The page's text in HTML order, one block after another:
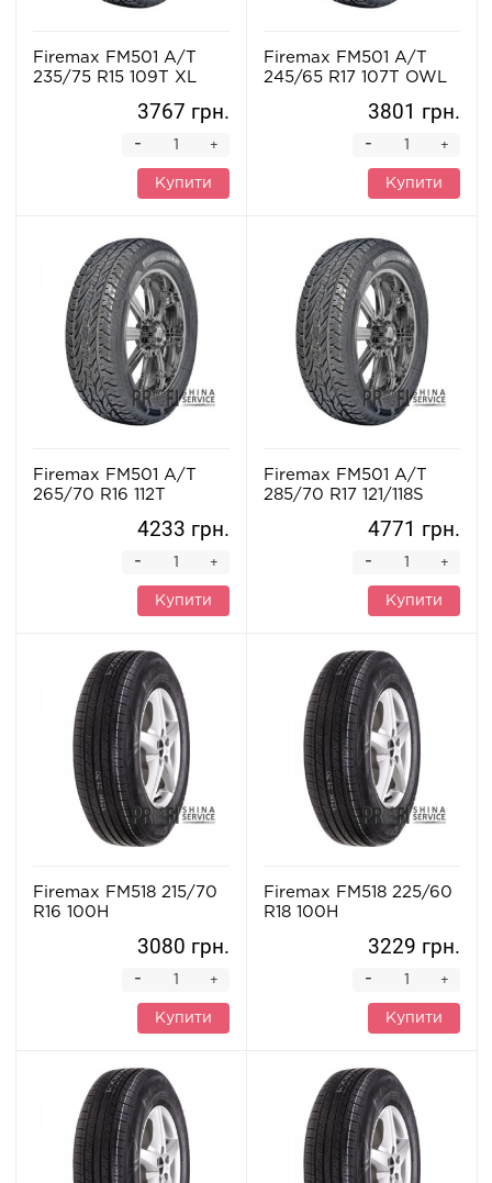
Firemax FM501 A/T
235/75 R15 109T XL
3767 грн.
+
-
Купити
Firemax FM501 A/T
245/65 R17 107T OWL
3801 грн.
+
-
Купити
Firemax FM501 A/T
265/70 R16 112T
4233 грн.
+
-
Купити
Firemax FM501 A/T
285/70 R17 121/118S
4771 грн.
+
-
Купити
Firemax FM518 215/70
R16 100H
3080 грн.
+
-
Купити
Firemax FM518 225/60
R18 100H
3229 грн.
+
-
Купити